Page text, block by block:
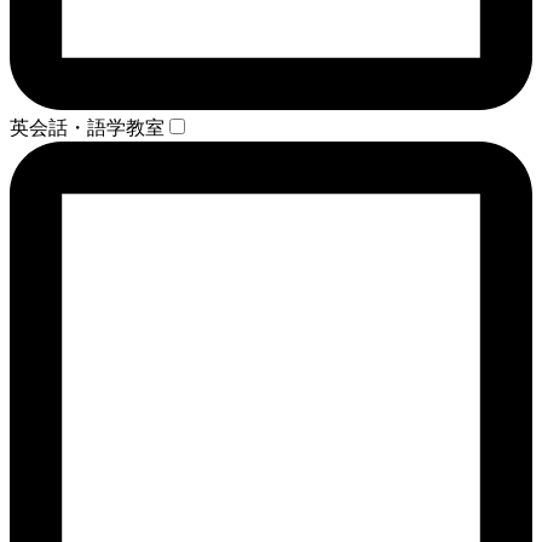
英会話・語学教室